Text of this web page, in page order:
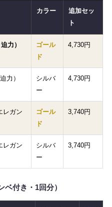
カラー
追加セッ
ト
力）
ゴール
ド
4,730円
力）
シルバ
ー
4,730円
レガン
ゴール
ド
3,740円
レガン
シルバ
ー
3,740円
付き・1回分）